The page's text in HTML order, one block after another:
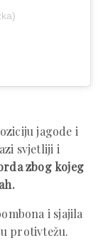
jagode i
svjetliji i
zbog kojeg
i sjajila
protivtežu.